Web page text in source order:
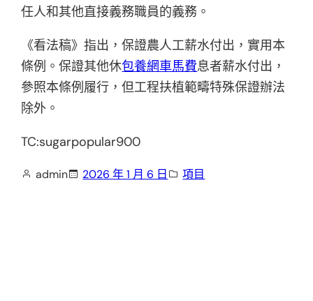
任人和其他直接義務職員的義務。
《看法稿》指出，保證農人工薪水付出，實用本
條例。保證其他休包養網車馬費息者薪水付出，
參照本條例履行，但工程扶植範疇特殊保證辦法
除外。
TC:sugarpopular900
admin 2026 年 1 月 6 日 項目